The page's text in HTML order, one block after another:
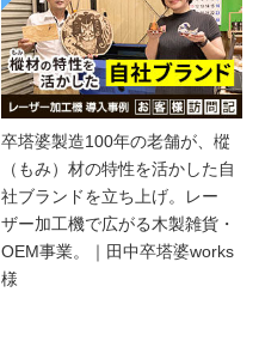
卒塔婆製造100年の老舗が、樅
（もみ）材の特性を活かした自
社ブランドを立ち上げ。レー
ザー加工機で広がる木製雑貨・
OEM事業。｜田中卒塔婆works
様